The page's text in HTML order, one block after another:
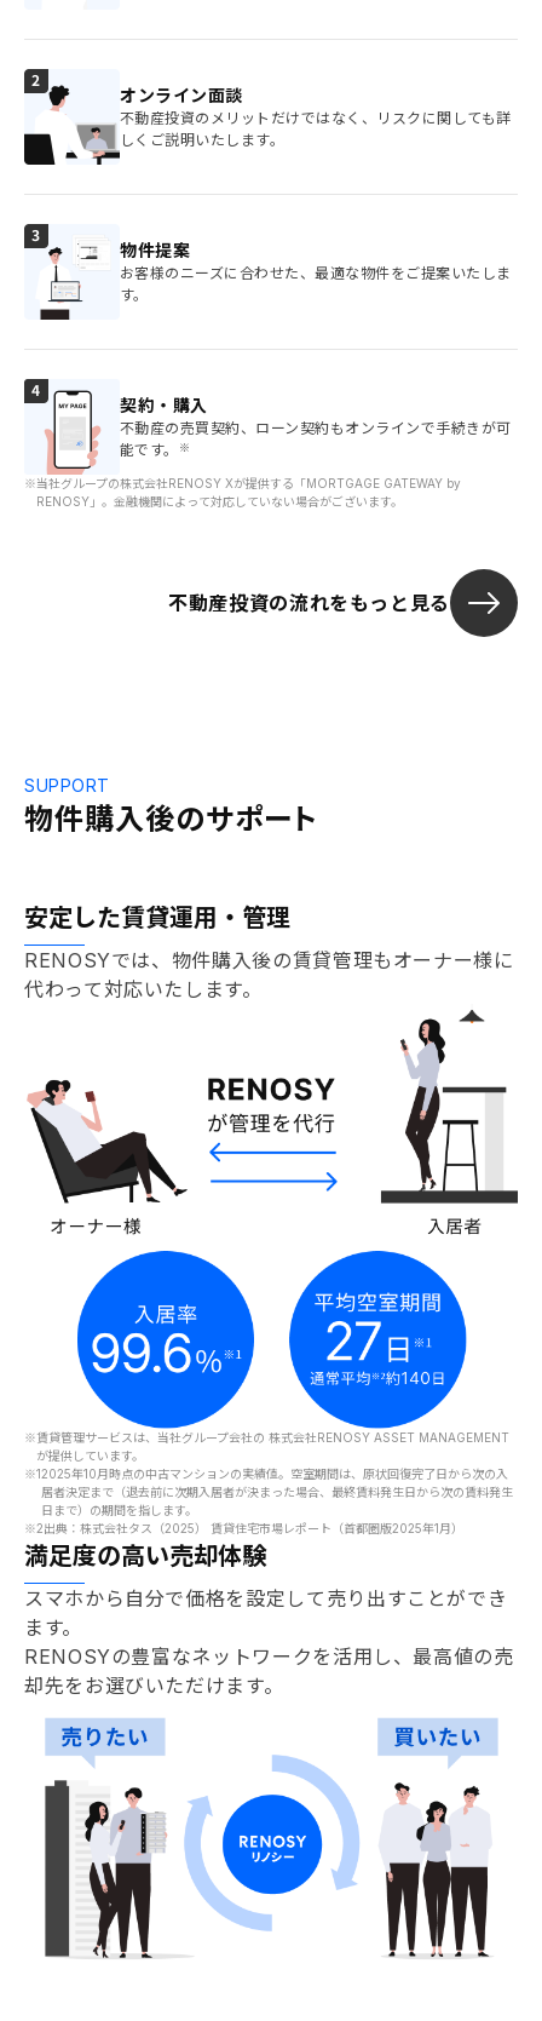
オンライン面談
不動産投資のメリットだけではなく、リスクに関しても詳
しくご説明いたします。
物件提案
お客様のニーズに合わせた、最適な物件をご提案いたしま
す。
契約・購入
不動産の売買契約、ローン契約もオンラインで手続きが可
能です。
※
※当社グループの株式会社RENOSY Xが提供する「MORTGAGE GATEWAY by
RENOSY」。金融機関によって対応していない場合がございます。
不動産投資の流れをもっと見る
物件購入後のサポート
SUPPORT
安定した賃貸運用・管理
RENOSYでは、物件購入後の賃貸管理もオーナー様に
代わって対応いたします。
※賃貸管理サービスは、当社グループ会社の 株式会社RENOSY ASSET MANAGEMENT
が提供しています。
※12025年10月時点の中古マンションの実績値。空室期間は、原状回復完了日から次の入
居者決定まで（退去前に次期入居者が決まった場合、最終賃料発生日から次の賃料発生
日まで）の期間を指します。
※2出典：株式会社タス（2025） 賃貸住宅市場レポート（首都圏版2025年1月）
満足度の高い売却体験
スマホから自分で価格を設定して売り出すことができ
ます。
RENOSYの豊富なネットワークを活用し、最高値の売
却先をお選びいただけます。